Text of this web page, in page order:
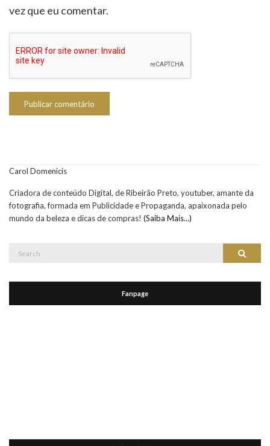
vez que eu comentar.
Carol Domenicis
Criadora de conteúdo Digital, de Ribeirão Preto, youtuber, amante da
fotografia, formada em Publicidade e Propaganda, apaixonada pelo
mundo da beleza e dicas de compras! (Saiba Mais...)
Search
Fanpage